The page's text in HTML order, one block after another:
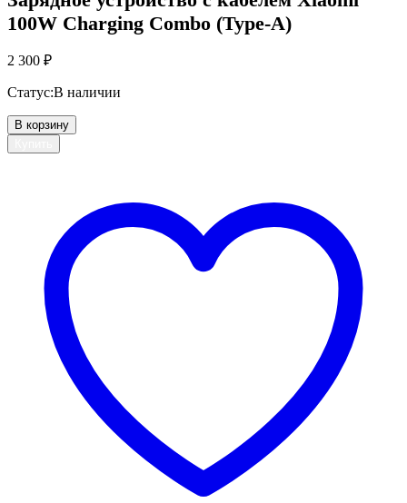
100W Charging Combo (Type-A)
2 300 ₽
Статус:В наличии
В корзину